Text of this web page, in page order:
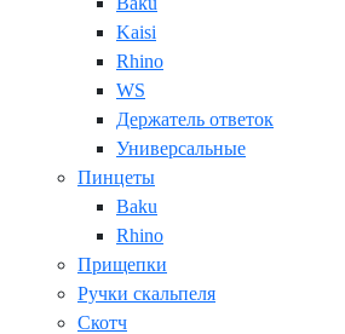
Kaisi
Rhino
WS
Держатель ответок
Универсальные
Пинцеты
Baku
Rhino
Прищепки
Ручки скальпеля
Скотч